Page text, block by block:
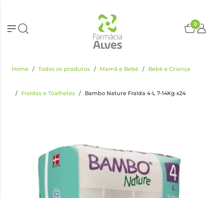
0
Home Todos os produtos Mamã e Bebé Bebé e Criança
Fraldas e Toalhetes Bambo Nature Fralda 4-L 7-14Kg x24